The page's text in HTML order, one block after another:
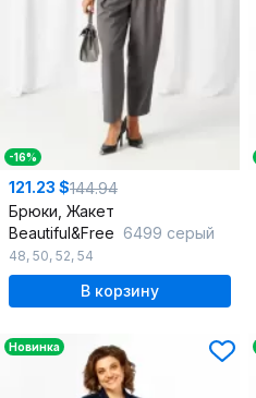
-16%
121.23 $144.94
Брюки, Жакет
Beautiful&Free 6499 серый
48, 50, 52, 54
В корзину
Новинка